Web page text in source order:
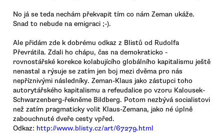
No já se teda nechám překvapit tím co nám Zeman ukáže.
Snad to nebude na emigraci ;-).
Ale přidám zde k dobrému odkaz z Blistů od Rudolfa
Převrátila. Zdali ho chápu, čas na demokraticko -
rovnostářské korekce kolabujícího globálního kapitalismu ještě
nenastal a rýsuje se zatím jen boj mezi dvěma pro nás
nepříznivými následníky. Zeman-Klaus jako zástupci toho
autorytářského kapitalismu a refeudalice po vzoru Kalousek-
Schwarzenberg-řekněme Bildberg. Potom nezbývá socialistovi
než zatím pragmaticky volit Klaus-Zemana, jako né úplně
zabouchnuté dveře cesty vpřed.
Odkaz: http://www.blisty.cz/art/67279.html